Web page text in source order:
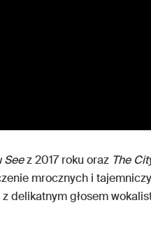
Seez 2017 roku oraz The
mrocznych i
delikatnym głosem